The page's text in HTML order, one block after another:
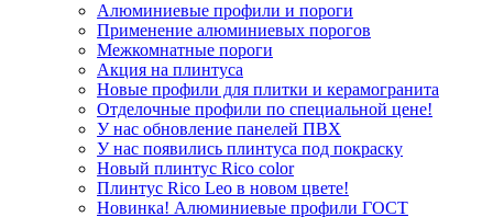
Алюминиевые профили и пороги
Применение алюминиевых порогов
Межкомнатные пороги
Акция на плинтуса
Новые профили для плитки и керамогранита
Отделочные профили по специальной цене!
У нас обновление панелей ПВХ
У нас появились плинтуса под покраску
Новый плинтус Rico color
Плинтус Rico Leo в новом цвете!
Новинка! Алюминиевые профили ГОСТ